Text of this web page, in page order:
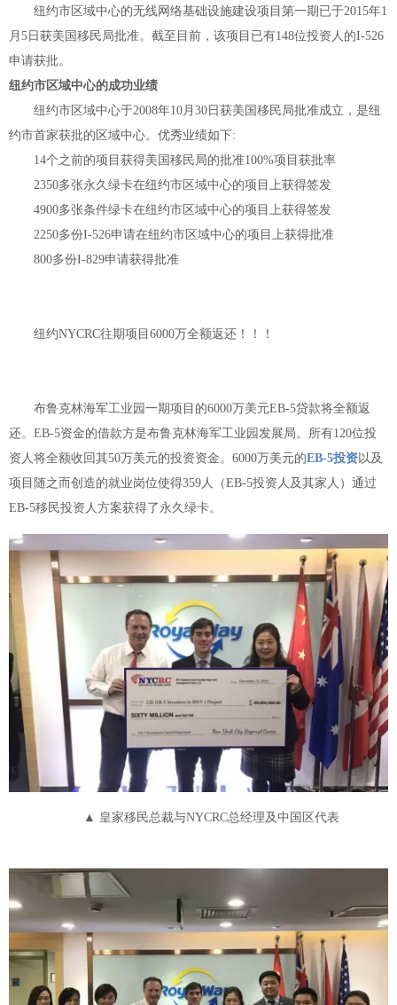
纽约市区域中心的无线网络基础设施建设项目第一期已于2015年1
月5日获美国移民局批准。截至目前，该项目已有148位投资人的I-526
申请获批。
纽约市区域中心的成功业绩
纽约市区域中心于2008年10月30日获美国移民局批准成立，是纽
约市首家获批的区域中心。优秀业绩如下:
14个之前的项目获得美国移民局的批准100%项目获批率
2350多张永久绿卡在纽约市区域中心的项目上获得签发
4900多张条件绿卡在纽约市区域中心的项目上获得签发
2250多份I-526申请在纽约市区域中心的项目上获得批准
800多份I-829申请获得批准
纽约NYCRC往期项目6000万全额返还！！！
布鲁克林海军工业园一期项目的6000万美元EB-5贷款将全额返
还。EB-5资金的借款方是布鲁克林海军工业园发展局。所有120位投
资人将全额收回其50万美元的投资资金。6000万美元的EB-5投资以及
项目随之而创造的就业岗位使得359人（EB-5投资人及其家人）通过
EB-5移民投资人方案获得了永久绿卡。
▲ 皇家移民总裁与NYCRC总经理及中国区代表